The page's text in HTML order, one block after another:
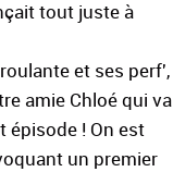
tout juste à
et ses perf',
amie Chloé qui va
épisode ! On est
un premier